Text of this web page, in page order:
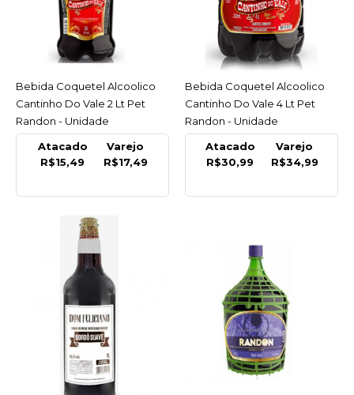
COMPRAR
COMPARAR
LISTA DE DESEJO
RANDON
Bebida Coquetel
Alcoolico Cantinho Do
Vale 4 Lt Pet Randon -
COMPRAR
COMPARAR
LISTA DE DESEJO
Bebida Vinho Dom
ACESSAR
Bebida Coquetel Alcoolico
Cantinho Do Vale 2 Lt Pet
Randon - Unidade
Atacado
R$15,49
Varejo
R$17,49
ACESSAR
Bebida Coquetel Alcoolico
Cantinho Do Vale 4 Lt Pet
Randon - Unidade
Atacado
R$30,99
Varejo
R$34,99